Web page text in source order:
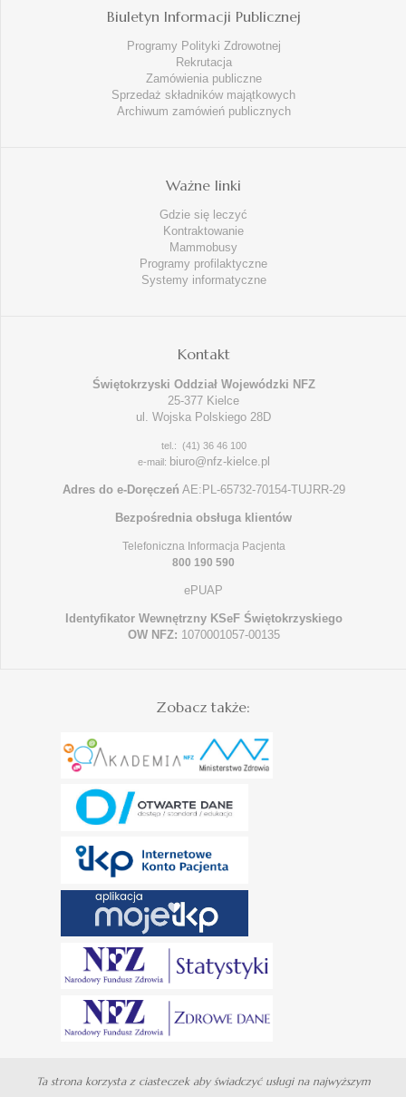
Biuletyn Informacji Publicznej
Programy Polityki Zdrowotnej
Rekrutacja
Zamówienia publiczne
Sprzedaż składników majątkowych
Archiwum zamówień publicznych
Ważne linki
Gdzie się leczyć
Kontraktowanie
Mammobusy
Programy profilaktyczne
Systemy informatyczne
Kontakt
Świętokrzyski Oddział Wojewódzki NFZ
25-377 Kielce
ul. Wojska Polskiego 28D
tel.: (41) 36 46 100
e-mail: biuro@nfz-kielce.pl
Adres do e-Doręczeń AE:PL-65732-70154-TUJRR-29
Bezpośrednia obsługa klientów
Telefoniczna Informacja Pacjenta
800 190 590
ePUAP
Identyfikator Wewnętrzny KSeF Świętokrzyskiego
OW NFZ: 1070001057-00135
Zobacz także:
Ta strona korzysta z ciasteczek aby świadczyć usługi na najwyższym